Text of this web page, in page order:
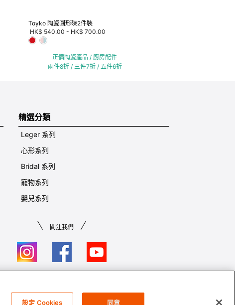
Toyko 陶瓷圓形碟2件裝
HK$ 540.00 - HK$ 700.00
正價陶瓷產品 / 廚房配件
兩件8折 / 三件7折 / 五件6折
精選分類
Leger 系列
心形系列
Bridal 系列
寵物系列
嬰兒系列
關注我們
設定 Cookies 同意